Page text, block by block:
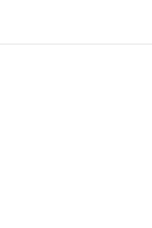
das